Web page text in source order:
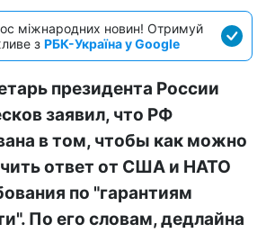
міжнародних новин! Отримуй
з РБК-Україна у Google
президента России
заявил, что РФ
в том, чтобы как можно
ответ от США и НАТО
по "гарантиям
По его словам, дедлайна